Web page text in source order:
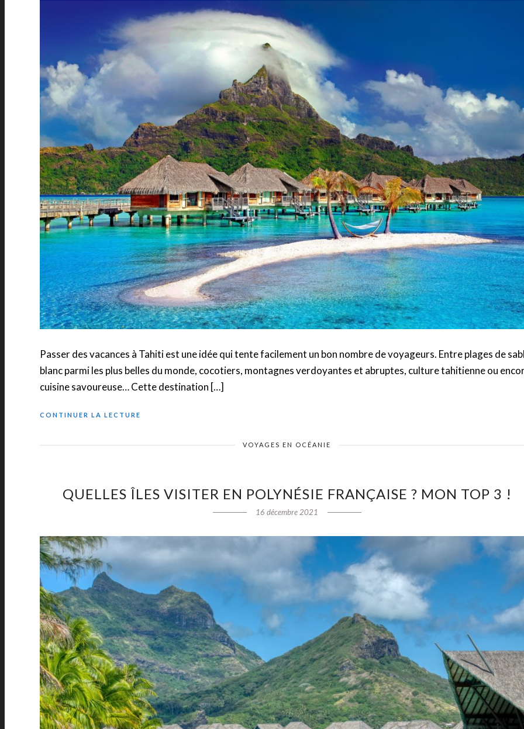
Passer des vacances à Tahiti est une idée qui tente facilement un bon nombre de voyageurs. Entre plages de
blanc parmi les plus belles du monde, cocotiers, montagnes verdoyantes et abruptes, culture tahitienne ou
cuisine savoureuse… Cette destination […]
CONTINUER LA LECTURE
VOYAGES EN OCÉANIE
QUELLES ÎLES VISITER EN POLYNÉSIE FRANÇAISE ? MON TOP 3 !
16 décembre 2021